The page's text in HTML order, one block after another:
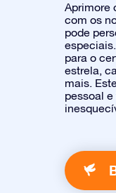
Aprimore
com os
pode
para o
estrela,
mais.
pessoal